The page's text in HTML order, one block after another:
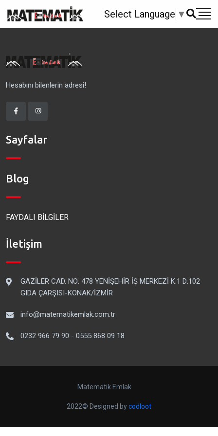
Select Language ▼
Hesabını bilenlerin adresi!
Sayfalar
Blog
FAYDALI BİLGİLER
İletişim
GAZİLER CAD. NO: 478 YENİŞEHİR İŞ MERKEZİ K:1 D:102
GIDA ÇARŞISI-KONAK/İZMİR
info@matematikemlak.com.tr
0232 966 79 90 - 0555 868 09 18
Matematik Emlak
2022© Designed bycodloot